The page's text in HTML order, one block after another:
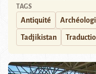
TAGS
Antiquité
Tadjikistan